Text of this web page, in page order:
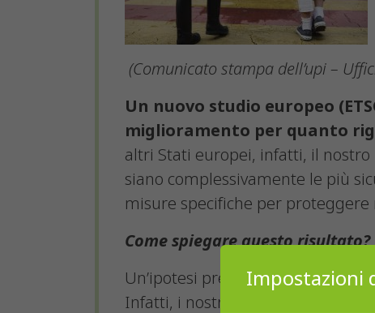
(Comunicato stampa dell’upi –
Un nuovo studio europeo
miglioramento per quanto
altri Stati europei, infatti, il nostro
siano complessivamente le più
misure specifiche per
Come spiegare questo risultato?
Un’ipotesi presa in
Infatti, i nostri orari scolastici
Impostazioni